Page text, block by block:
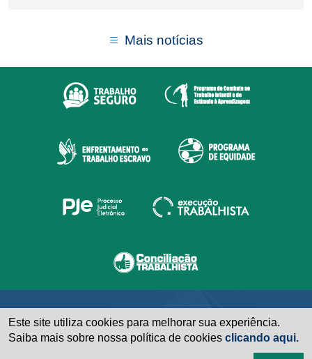
Mais notícias
Este site utiliza cookies para melhorar sua experiência.
Saiba mais sobre nossa política de cookies clicando aqui.